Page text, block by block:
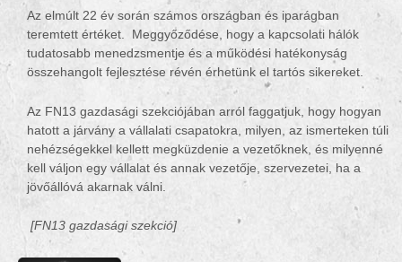
Az elmúlt 22 év során számos országban és iparágban
teremtett értéket.
Meggyőződése, hogy a kapcsolati hálók
tudatosabb menedzsmentje és a működési hatékonyság
összehangolt fejlesztése révén érhetünk el tartós sikereket.
Az FN13 gazdasági szekciójában arról faggatjuk, hogy hogyan
hatott a járvány a vállalati csapatokra, milyen, az ismerteken túli
nehézségekkel kellett megküzdenie a vezetőknek, és milyenné
kell váljon egy vállalat és annak vezetője, szervezetei, ha a
jövőállóvá akarnak válni.
[FN13 gazdasági szekció]